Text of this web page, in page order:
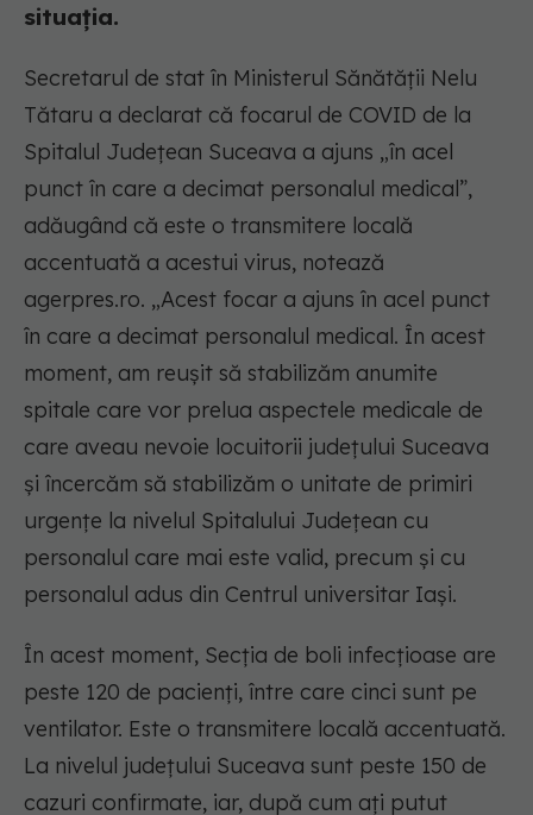
situația.
Secretarul de stat în Ministerul Sănătăţii Nelu
Tătaru a declarat că focarul de COVID de la
Spitalul Judeţean Suceava a ajuns „în acel
punct în care a decimat personalul medical”,
adăugând că este o transmitere locală
accentuată a acestui virus, notează
agerpres.ro. „Acest focar a ajuns în acel punct
în care a decimat personalul medical. În acest
moment, am reuşit să stabilizăm anumite
spitale care vor prelua aspectele medicale de
care aveau nevoie locuitorii judeţului Suceava
şi încercăm să stabilizăm o unitate de primiri
urgenţe la nivelul Spitalului Judeţean cu
personalul care mai este valid, precum şi cu
personalul adus din Centrul universitar Iaşi.
În acest moment, Secţia de boli infecţioase are
peste 120 de pacienţi, între care cinci sunt pe
ventilator. Este o transmitere locală accentuată.
La nivelul judeţului Suceava sunt peste 150 de
cazuri confirmate, iar, după cum aţi putut